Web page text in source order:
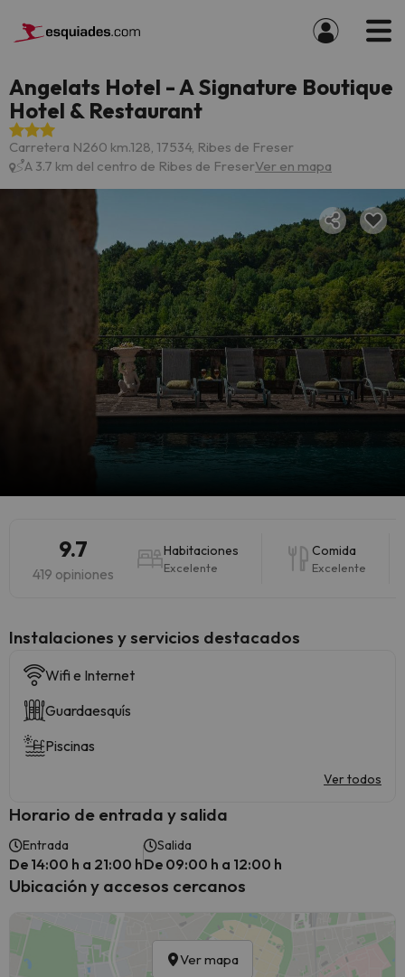
Angelats Hotel - A Signature Boutique
Hotel & Restaurant
Carretera N260 km.128, 17534, Ribes de Freser
A 3.7 km del centro de Ribes de FreserVer en mapa
9.7
419 opiniones
Habitaciones
Excelente
Comida
Excelente
Instalaciones y servicios destacados
Wifi e Internet
Guardaesquís
Piscinas
Ver todos
Horario de entrada y salida
Entrada
De 14:00 h a 21:00 h
Salida
De 09:00 h a 12:00 h
Ubicación y accesos cercanos
Ver mapa